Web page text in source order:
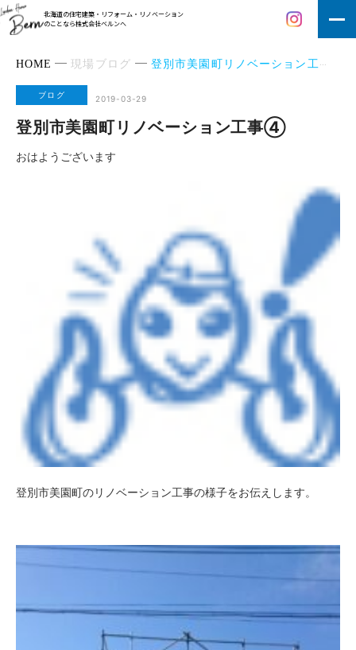
北海道の住宅建築・リフォーム・リノベーション
のことなら株式会社ベルンへ
HOME 現場ブログ 登別市美園町リノベーション工事④
ブログ 2019-03-29
登別市美園町リノベーション工事④
おはようございます
登別市美園町のリノベーション工事の様子をお伝えします。